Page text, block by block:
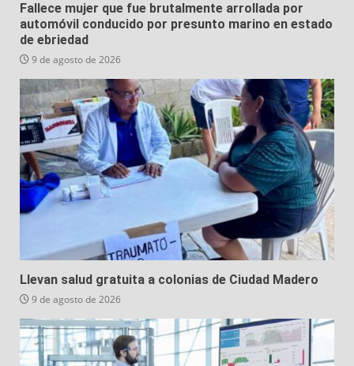
Fallece mujer que fue brutalmente arrollada por
automóvil conducido por presunto marino en estado
de ebriedad
9 de agosto de 2026
Llevan salud gratuita a colonias de Ciudad Madero
9 de agosto de 2026